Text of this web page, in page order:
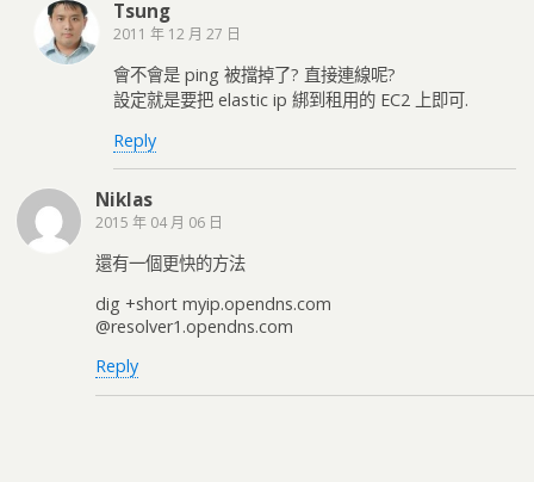
Tsung
2011 年 12 月 27 日
會不會是 ping 被擋掉了? 直接連線呢?
設定就是要把 elastic ip 綁到租用的 EC2 上即可.
Reply
Niklas
2015 年 04 月 06 日
還有一個更快的方法
dig +short myip.opendns.com
@resolver1.opendns.com
Reply